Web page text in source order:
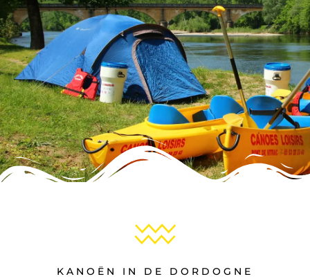
KANOËN IN DE DORDOGNE